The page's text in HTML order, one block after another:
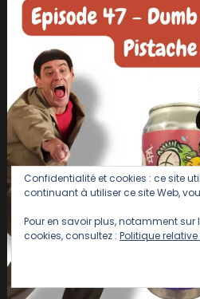
Confidentialité et cookies : ce site
continuant à utiliser ce site Web,
Pour en savoir plus, notamment
cookies, consultez : Politique